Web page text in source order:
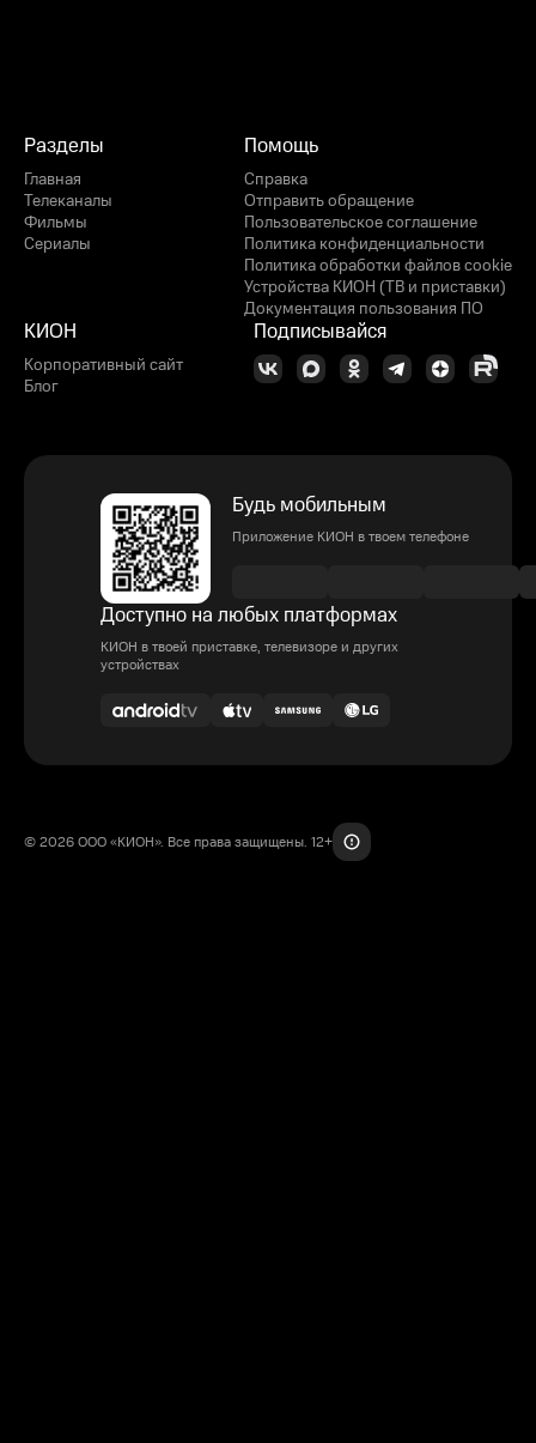
Разделы
Главная
Телеканалы
Фильмы
Сериалы
Помощь
Справка
Отправить обращение
Пользовательское соглашение
Политика конфиденциальности
Политика обработки файлов cookie
Устройства КИОН (ТВ и приставки)
Документация пользования ПО
КИОН
Корпоративный сайт
Блог
Подписывайся
Будь мобильным
Приложение КИОН в твоем телефоне
Доступно на любых платформах
КИОН в твоей приставке, телевизоре и других
устройствах
© 2026 ООО «КИОН». Все права защищены. 12+